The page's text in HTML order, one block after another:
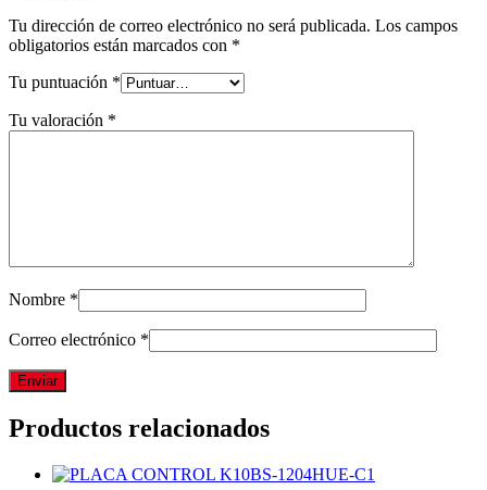
Tu dirección de correo electrónico no será publicada. Los campos
obligatorios están marcados con *
Tu puntuación *
Tu valoración *
Nombre *
Correo electrónico *
Productos relacionados